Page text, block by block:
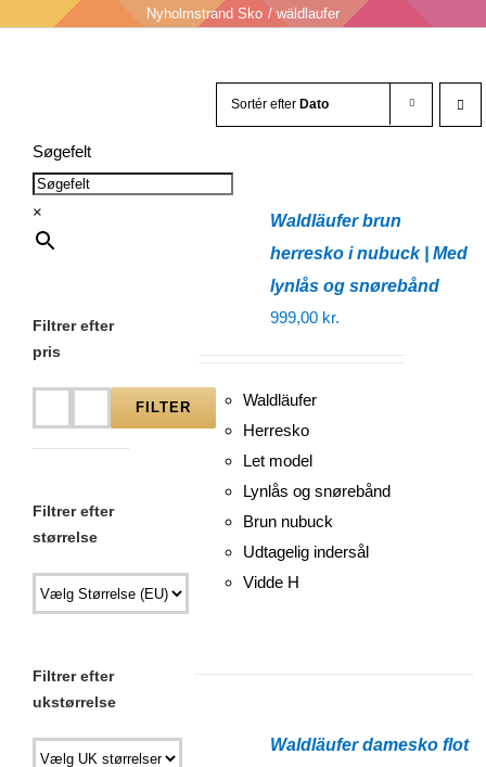
Nyholmstrand Sko wäldlaufer
Sortér efter Dato
Waldläufer brun
herresko i nubuck | Med
lynlås og snørebånd
999,00 kr.
Waldläufer
Herresko
Let model
Lynlås og snørebånd
Brun nubuck
Udtagelig indersål
Vidde H
Waldläufer damesko flot
Søgefelt
×
Filtrer efter
pris
Mindste
pris
Højeste
pris
FILTER
Filtrer efter
størrelse
Filtrer efter
ukstørrelse